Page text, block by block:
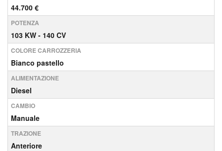
44.700 €
POTENZA
103 KW - 140 CV
COLORE CARROZZERIA
Bianco pastello
ALIMENTAZIONE
Diesel
CAMBIO
Manuale
TRAZIONE
Anteriore